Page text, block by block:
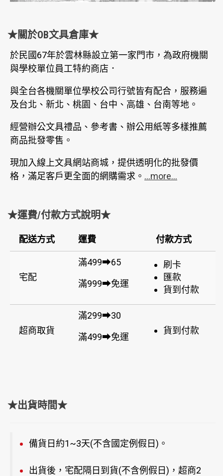
★關於OB文具倉庫★
於民國67年於雲林縣設立第一家門市，為政府機關
與學校單位員工特約商店．
與全台各機關單位學校公司行號皆有配合，服務遍
及台北、新北、桃園、台中、高雄、台南等地。
經營辦公文具禮品、參考書、辦公用紙等多樣推薦
商品批發零售。
現加入線上文具網站商城，提供透明化的批發價
格，滿足客戶更全面的網購需求。 ...more...
★運費/付款方式說明★
配送方式 運費 付款方式
宅配
滿499➡65
滿999➡免運
刷卡
匯款
貨到付款
超商取貨
滿299➡30
滿499➡免運
貨到付款
★出貨時間★
備貨日約1~3天(不含國定例假日)。
出貨後，宅配隔日到貨(不含例假日)，超商2